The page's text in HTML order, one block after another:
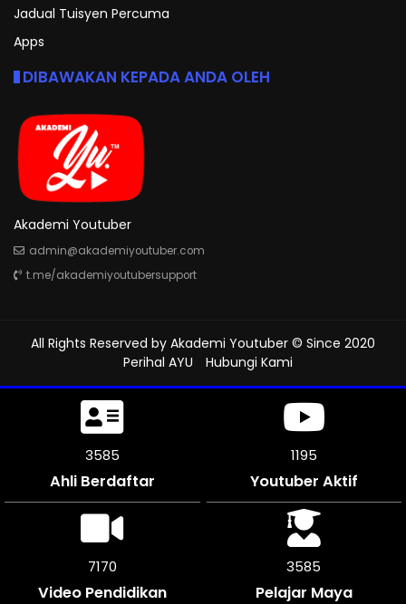
Jadual Tuisyen Percuma
Apps
DIBAWAKAN KEPADA ANDA OLEH
Akademi Youtuber
admin@akademiyoutuber.com
t.me/akademiyoutubersupport
All Rights Reserved by Akademi Youtuber © Since 2020
Perihal AYU
Hubungi Kami
3993
Ahli Berdaftar
1312
Youtuber Aktif
7986
Video Pendidikan
3990
Pelajar Maya